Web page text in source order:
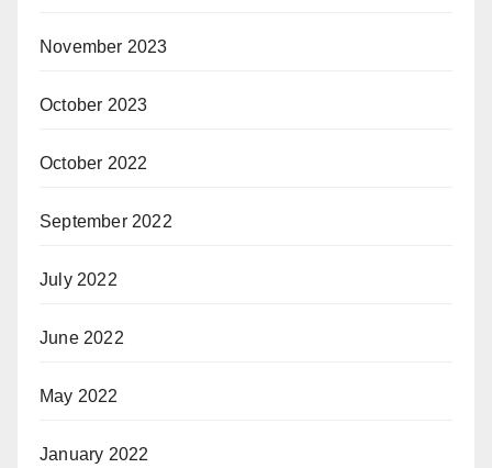
November 2023
October 2023
October 2022
September 2022
July 2022
June 2022
May 2022
January 2022